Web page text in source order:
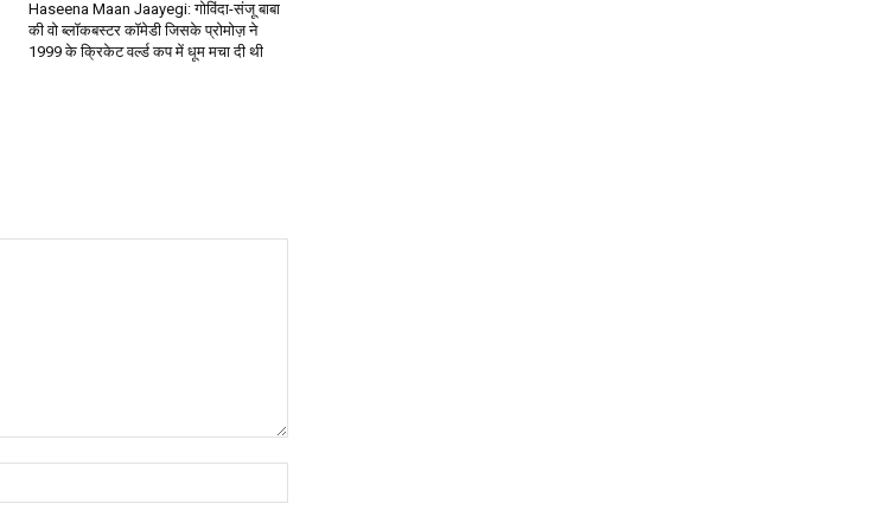
Haseena Maan Jaayegi: गोविंदा-संजू बाबा
की वो ब्लॉकबस्टर कॉमेडी जिसके प्रोमोज़ ने
1999 के क्रिकेट वर्ल्ड कप में धूम मचा दी थी